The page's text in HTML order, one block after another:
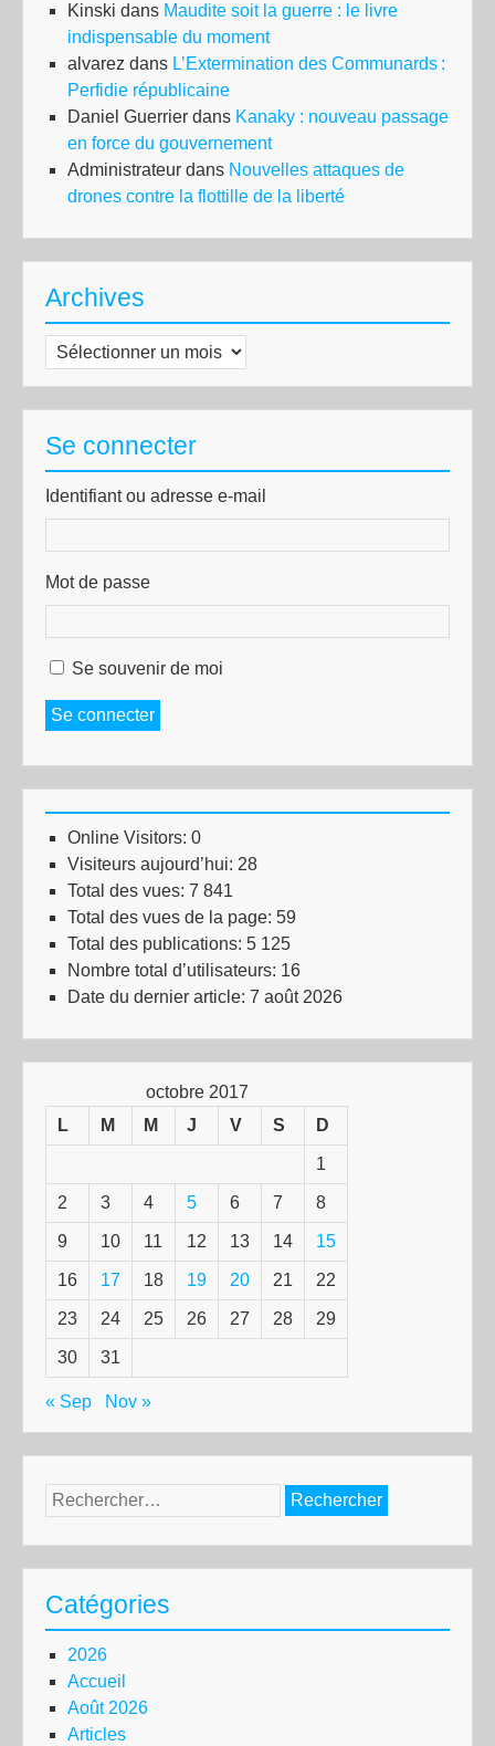
Kinski dans Maudite soit la guerre : le livre
indispensable du moment
alvarez dans L’Extermination des Communards :
Perfidie républicaine
Daniel Guerrier dans Kanaky : nouveau passage
en force du gouvernement
Administrateur dans Nouvelles attaques de
drones contre la flottille de la liberté
Archives
Archives
Se connecter
Identifiant ou adresse e-mail
Mot de passe
Se souvenir de moi
Se connecter
Online Visitors: 0
Visiteurs aujourd’hui: 28
Total des vues: 7 841
Total des vues de la page: 59
Total des publications: 5 125
Nombre total d’utilisateurs: 16
Date du dernier article: 7 août 2026
octobre 2017
L
M M J V S D
1
2 3 4 5 6 7 8
9 10 11 12 13 14 15
16 17 18 19 20 21 22
23 24 25 26 27 28 29
30 31
« Sep Nov »
Rechercher :
Catégories
2026
Accueil
Août 2026
Articles